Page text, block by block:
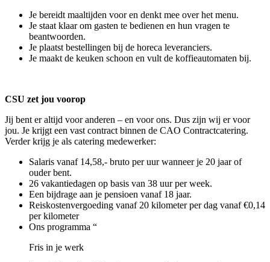
Je bereidt maaltijden voor en denkt mee over het menu.
Je staat klaar om gasten te bedienen en hun vragen te
beantwoorden.
Je plaatst bestellingen bij de horeca leveranciers.
Je maakt de keuken schoon en vult de koffieautomaten bij.
CSU zet jou voorop
Jij bent er altijd voor anderen – en voor ons. Dus zijn wij er voor
jou. Je krijgt een vast contract binnen de CAO Contractcatering.
Verder krijg je als catering medewerker:
Salaris vanaf 14,58,- bruto per uur wanneer je 20 jaar of
ouder bent.
26 vakantiedagen op basis van 38 uur per week.
Een bijdrage aan je pensioen vanaf 18 jaar.
Reiskostenvergoeding vanaf 20 kilometer per dag vanaf €0,14
per kilometer
Ons programma “
Fris in je werk